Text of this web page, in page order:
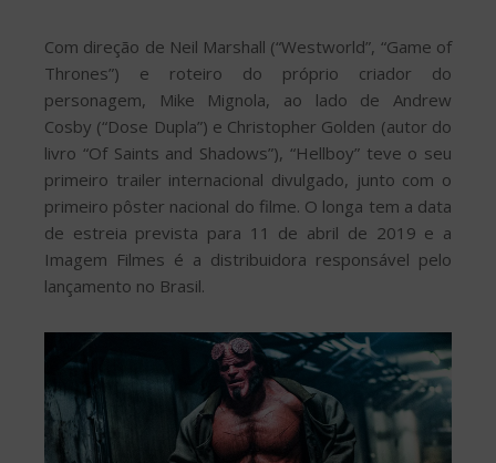
Com direção de Neil Marshall (“Westworld”, “Game of
Thrones”) e roteiro do próprio criador do
personagem, Mike Mignola, ao lado de Andrew
Cosby (“Dose Dupla”) e Christopher Golden (autor do
livro “Of Saints and Shadows”), “Hellboy” teve o seu
primeiro trailer internacional divulgado, junto com o
primeiro pôster nacional do filme. O longa tem a data
de estreia prevista para 11 de abril de 2019 e a
Imagem Filmes é a distribuidora responsável pelo
lançamento no Brasil.